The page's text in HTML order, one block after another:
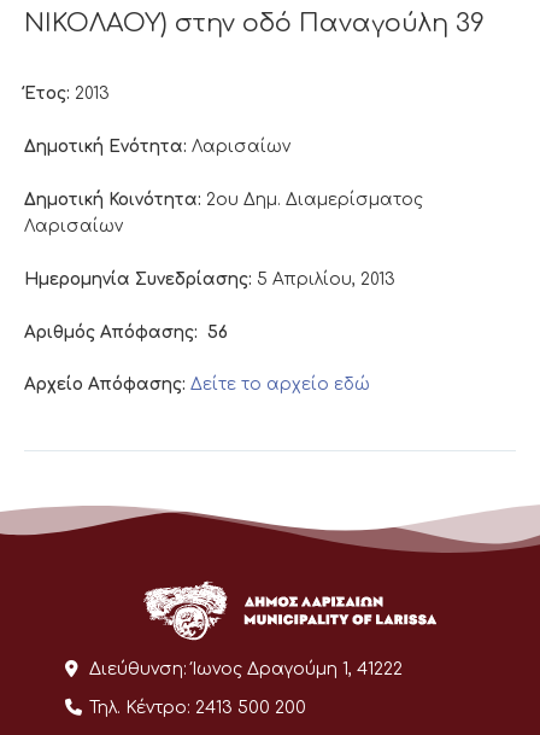
ΝΙΚΟΛΑΟΥ) στην οδό Παναγούλη 39
Έτος: 2013
Δημοτική Ενότητα: Λαρισαίων
Δημοτική Κοινότητα: 2ου Δημ. Διαμερίσματος
Λαρισαίων
Ημερομηνία Συνεδρίασης: 5 Απριλίου, 2013
Αριθμός Απόφασης: 56
Αρχείο Απόφασης: Δείτε το αρχείο εδώ
Διεύθυνση: Ίωνος Δραγούμη 1, 41222
Τηλ. Κέντρο: 2413 500 200